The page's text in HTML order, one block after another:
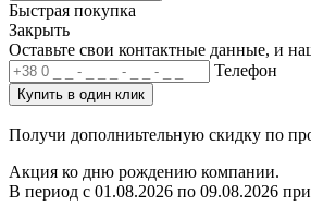
Быстрая покупка
Закрыть
Оставьте свои контактные данные, и
Телефон
Купить в один клик
Получи дополниьтельную скидку по
Акция ко дню рождению компании.
В период с 01.08.2026 по 09.08.2026 при